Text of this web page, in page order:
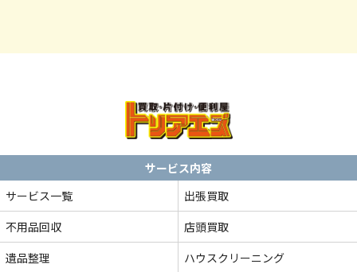
サービス内容
サービス一覧
出張買取
不用品回収
店頭買取
遺品整理
ハウスクリーニング